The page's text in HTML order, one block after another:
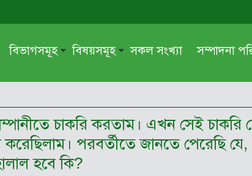
বিভাগসমূহ
দরসে কুরআন
দরসে হাদীছ
প্রবন্ধ সমুহ
বিষয়সমূহ
শিক্ষা ও সংস্কৃতি
নারী সমাজ
আত্মশুদ্ধি
সকল সংখ্যা সম্পাদনা
চাকরি করতাম। এখন সেই চাকরি
পরবর্তীতে জানতে পেরেছি
হবে কি?